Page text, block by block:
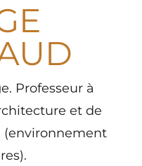
Professeur à
et de
(environnement